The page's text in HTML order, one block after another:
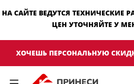
НА САЙТЕ ВЕДУТСЯ ТЕХНИЧЕСКИЕ
ЦЕН УТОЧНЯЙТЕ У
ХОЧЕШЬ ПЕРСОНАЛЬНУЮ